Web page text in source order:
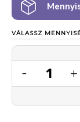
VÁLASSZ
- 1 +